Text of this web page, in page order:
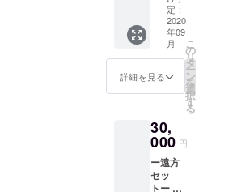
り）■限
定Tシャ
ツ（ク
ラファ
ン限定
デザイ
ン）カ
し/S～
XXLま
でお選
び頂け
ます。
定：
2020
年09
月
詳細を見る
こ
の
リ
タ
ー
ン
を
選
択
す
る
30,
000 円
ー遠方
セッ
トー ■